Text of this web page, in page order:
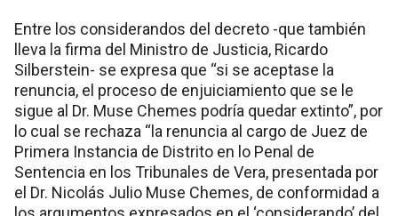
Entre los considerandos del decreto -que también
lleva la firma del Ministro de Justicia, Ricardo
Silberstein- se expresa que “si se aceptase la
renuncia, el proceso de enjuiciamiento que se le
sigue al Dr. Muse Chemes podría quedar extinto”, por
lo cual se rechaza “la renuncia al cargo de Juez de
Primera Instancia de Distrito en lo Penal de
Sentencia en los Tribunales de Vera, presentada por
el Dr. Nicolás Julio Muse Chemes, de conformidad a